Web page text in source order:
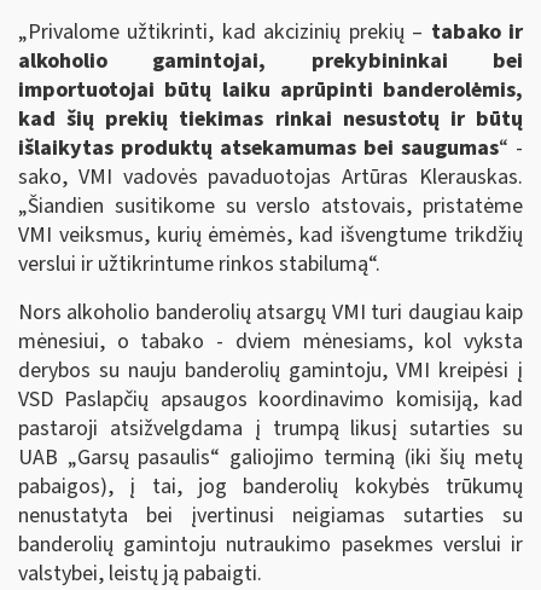
„Privalome užtikrinti, kad akcizinių prekių – tabako ir
alkoholio gamintojai, prekybininkai bei
importuotojai būtų laiku aprūpinti banderolėmis,
kad šių prekių tiekimas rinkai nesustotų ir būtų
išlaikytas produktų atsekamumas bei saugumas“ -
sako, VMI vadovės pavaduotojas Artūras Klerauskas.
„Šiandien susitikome su verslo atstovais, pristatėme
VMI veiksmus, kurių ėmėmės, kad išvengtume trikdžių
verslui ir užtikrintume rinkos stabilumą“.
Nors alkoholio banderolių atsargų VMI turi daugiau kaip
mėnesiui, o tabako - dviem mėnesiams, kol vyksta
derybos su nauju banderolių gamintoju, VMI kreipėsi į
VSD Paslapčių apsaugos koordinavimo komisiją, kad
pastaroji atsižvelgdama į trumpą likusį sutarties su
UAB „Garsų pasaulis“ galiojimo terminą (iki šių metų
pabaigos), į tai, jog banderolių kokybės trūkumų
nenustatyta bei įvertinusi neigiamas sutarties su
banderolių gamintoju nutraukimo pasekmes verslui ir
valstybei, leistų ją pabaigti.